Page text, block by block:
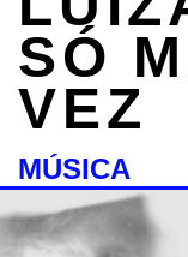
SÓ
VEZ
MÚSICA